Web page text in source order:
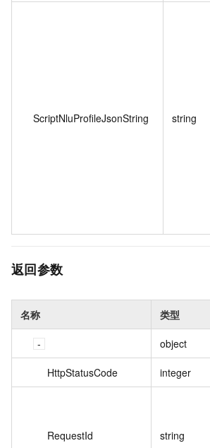
ScriptNluProfileJsonString string
返回参数
名称 类型
object
HttpStatusCode integer
RequestId string